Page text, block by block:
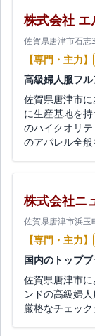
株式会社 エ
佐賀県唐津市石志
【専門・主力】
高級婦人服フ
佐賀県唐津市に
に生産基地を
のハイクオリ
のアパレル全
株式会社ニ
佐賀県唐津市浜玉
【専門・主力】
国内のトップ
佐賀県唐津市
ンドの高級婦
厳格なチェック